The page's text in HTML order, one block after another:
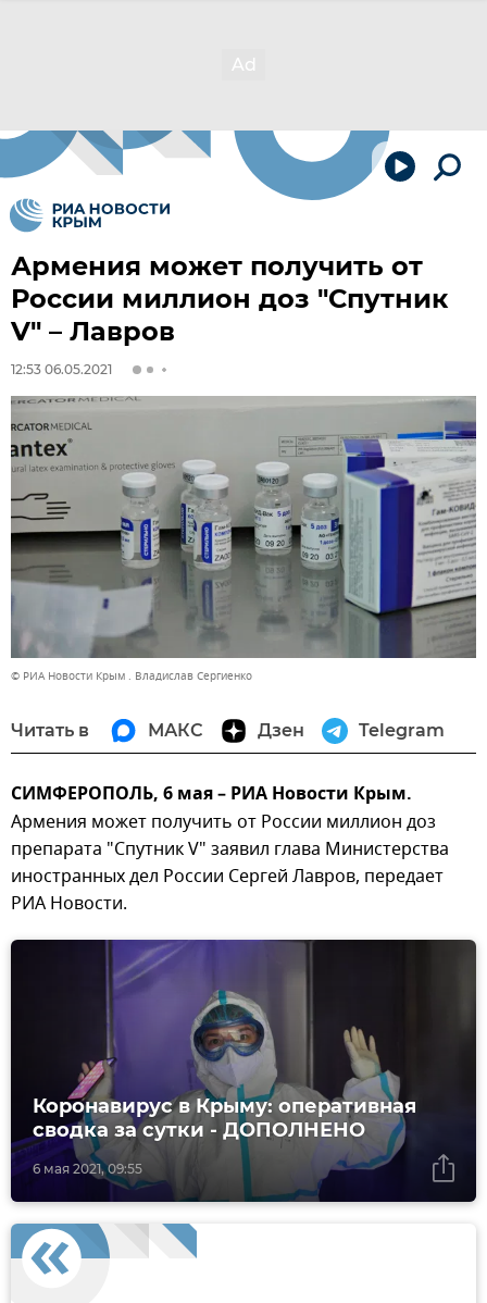
Армения может получить от
России миллион доз "Спутник
V" – Лавров
12:53 06.05.2021
© РИА Новости Крым . Владислав Сергиенко
Читать в МАКС Дзен Telegram
СИМФЕРОПОЛЬ, 6 мая – РИА Новости Крым.
Армения может получить от России миллион доз
препарата "Спутник V" заявил глава Министерства
иностранных дел России Сергей Лавров, передает
РИА Новости.
6 мая 2021, 09:55
Коронавирус в Крыму: оперативная
сводка за сутки - ДОПОЛНЕНО